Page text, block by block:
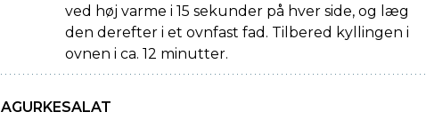
ved høj varme i 15 sekunder på hver side, og læg
den derefter i et ovnfast fad. Tilbered kyllingen i
ovnen i ca. 12 minutter.
AGURKESALAT